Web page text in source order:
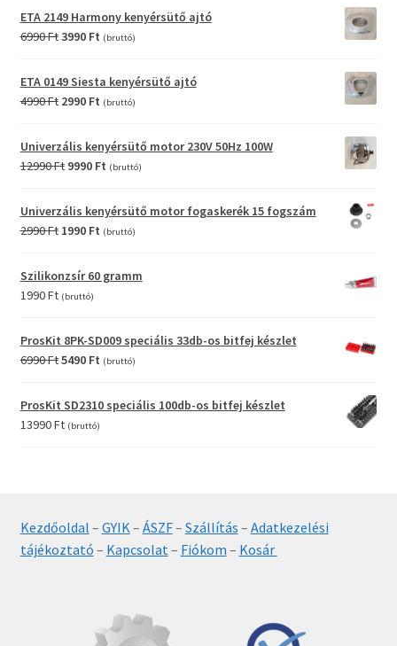
was:
2990 Ft.990 Ft.
ETA 2149 Harmony kenyérsütő ajtó
6990FtOriginal
was:
6990 Ft.
3990 FtCurrent
is:
3990 Ft.
(bruttó)
ETA 0149 Siesta kenyérsütő ajtó
4990Ft Original
was:
4990 Ft.
2990 FtCurrent
2990 Ft.
(bruttó)
Univerzális kenyérsütő motor 230V 50Hz 100W
12990Ft Original
was:
12990 Ft.
9990 FtCurrent
is:
9990 Ft.
(bruttó)
Univerzális kenyérsütő motor fogaskerék 15 fogszám
2990Ft Original
was:
1990 FtCurrent
is:
1990 Ft.
(bruttó)
Szilikonzsír 60 gramm
1990Ft (bruttó)
ProsKit 8PK-SD009 speciális 33db-os bitfej készlet
6990FtOriginal
was:
6990 Ft.
5490 FtCurrent
is:
5490 Ft.
(bruttó)
ProsKit SD2310 speciális 100db-os bitfej készlet
13990Ft (bruttó)
Kezdőoldal – GYIK – ÁSZF– Szállítás – Adatkezelési
tájékoztató – Kapcsolat – Fiókom – Kosár